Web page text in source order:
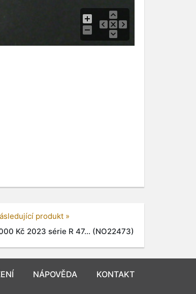
produkt »
Kč 2023 série R 47... (NO22473)
NÁPOVĚDA KONTAKT